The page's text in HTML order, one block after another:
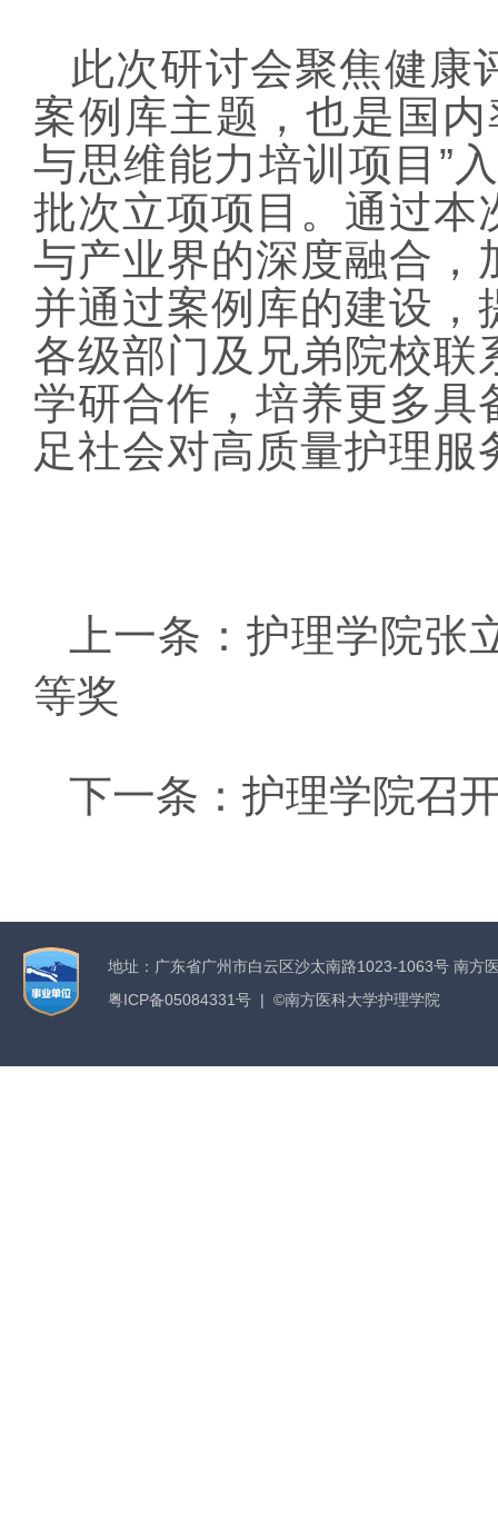
此次研讨会聚焦健康
案例库主题，也是国
与思维能力培训项目”
批次立项项目。通过本
与产业界的深度融合，
并通过案例库的建设，
各级部门及兄弟院校联
学研合作，培养更多
足社会对高质量护理服
上一条： 护理学院张
等奖
下一条： 护理学院召
地址：广东省广州市白云区沙太南路1023-1063号 南方
粤ICP备05084331号 | ©南方医科大学护理学院